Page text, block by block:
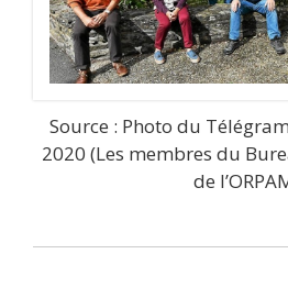
Source : Photo du
2020 (Les membres du
de